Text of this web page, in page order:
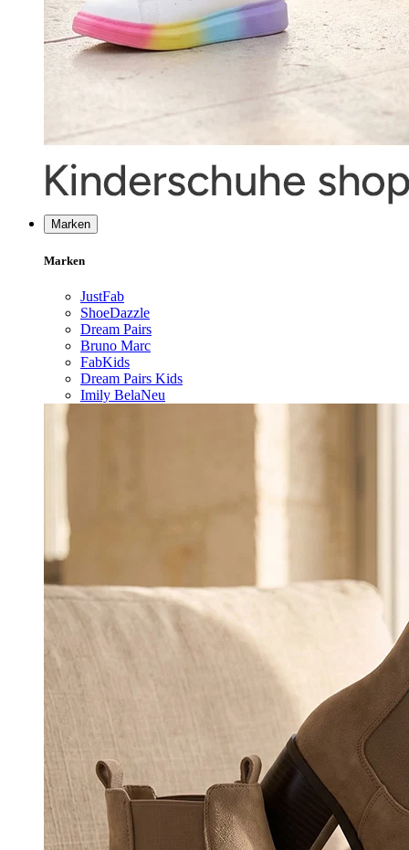
Marken
Marken
JustFab
ShoeDazzle
Dream Pairs
Bruno Marc
FabKids
Dream Pairs Kids
Imily BelaNeu